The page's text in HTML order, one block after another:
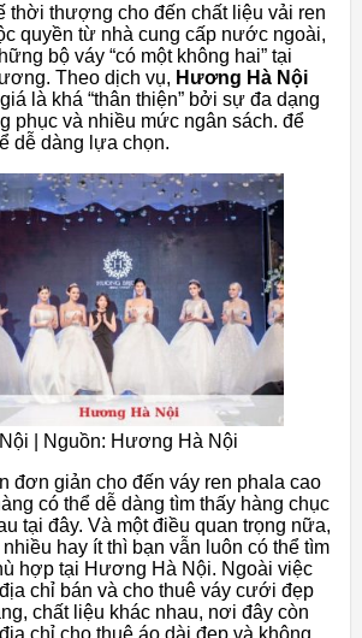
thời thượng cho đến chất liệu vải ren
quyền từ nhà cung cấp nước ngoài,
bộ váy “có một không hai” tại
Theo dịch vụ, Hương Hà Nội
là khá “thân thiện” bởi sự đa dạng
phục và nhiều mức ngân sách. để
dễ dàng lựa chọn.
| Nguồn: Hương Hà Nội
đơn giản cho đến váy ren phala cao
có thể dễ dàng tìm thấy hàng chục
tại đây. Và một điều quan trọng nữa,
hay ít thì bạn vẫn luôn có thể tìm
hợp tại Hương Hà Nội. Ngoài việc
chỉ bán và cho thuê váy cưới đẹp
chất liệu khác nhau, nơi đây còn